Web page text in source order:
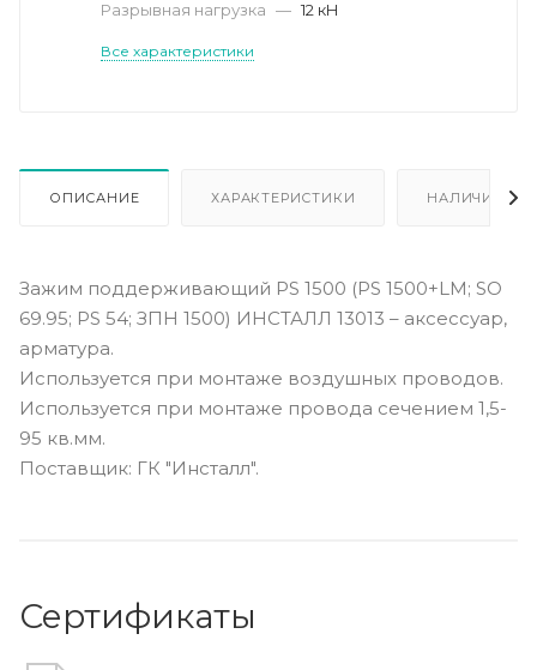
Разрывная нагрузка — 12 кН
Все характеристики
ОПИСАНИЕ ХАРАКТЕРИСТИКИ НАЛИЧИЕ
Зажим поддерживающий PS 1500 (PS 1500+LM; SO
69.95; PS 54; ЗПН 1500) ИНСТАЛЛ 13013 – аксессуар,
арматура.
Используется при монтаже воздушных проводов.
Используется при монтаже провода сечением 1,5-
95 кв.мм.
Поставщик: ГК "Инсталл".
Сертификаты